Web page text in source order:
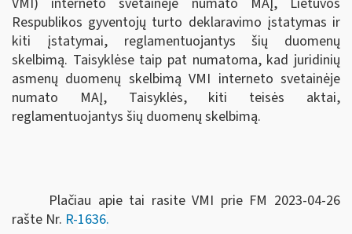
Respublikos gyventojų turto deklaravimo įstatymas ir
kiti įstatymai, reglamentuojantys šių duomenų
skelbimą. Taisyklėse taip pat numatoma, kad juridinių
asmenų duomenų skelbimą VMI interneto svetainėje
numato MAĮ, Taisyklės, kiti teisės aktai,
reglamentuojantys šių duomenų skelbimą.
Plačiau apie tai rasite VMI prie FM 2023-04-26
rašte Nr. R-1636.